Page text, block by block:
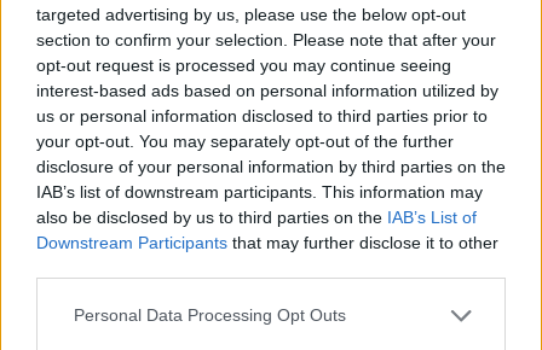
targeted advertising by us, please use the below opt-out
section to confirm your selection. Please note that after your
opt-out request is processed you may continue seeing
interest-based ads based on personal information utilized by
us or personal information disclosed to third parties prior to
your opt-out. You may separately opt-out of the further
disclosure of your personal information by third parties on the
IAB’s list of downstream participants. This information may
also be disclosed by us to third parties on the IAB’s List of
Downstream Participants that may further disclose it to other
Please note that this website/app uses one or more Google
Personal Data Processing Opt Outs
NŐVERŐ SZOMBATHELYI FÉRFI ELLEN EMELT